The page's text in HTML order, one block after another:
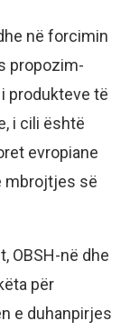
në forcimin
propozim-
produkteve të
i cili është
evropiane
mbrojtjes së
OBSH-në dhe
për
e duhanpirjes